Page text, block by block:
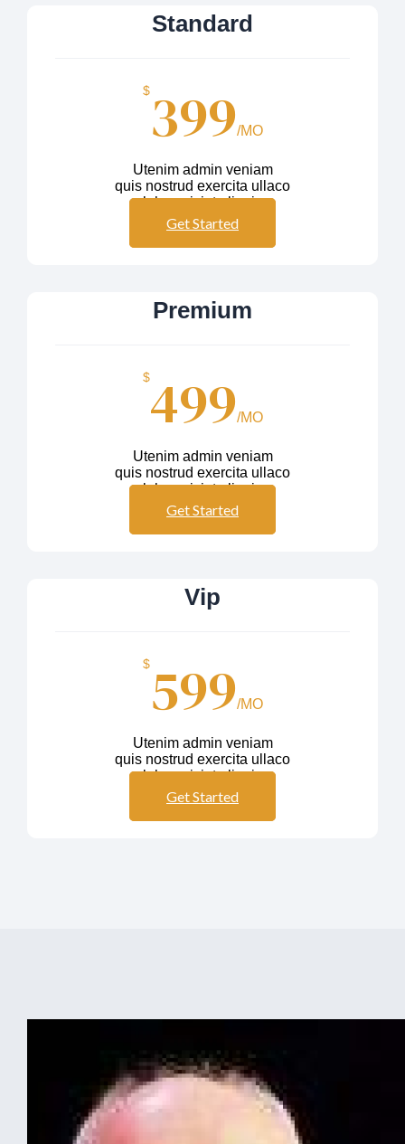
Standard
$399/MO
Utenim admin veniam
quis nostrud exercita ullaco
labos nisiut aliquip
Get Started
Premium
$499/MO
Utenim admin veniam
quis nostrud exercita ullaco
labos nisiut aliquip
Get Started
Vip
$599/MO
Utenim admin veniam
quis nostrud exercita ullaco
labos nisiut aliquip
Get Started